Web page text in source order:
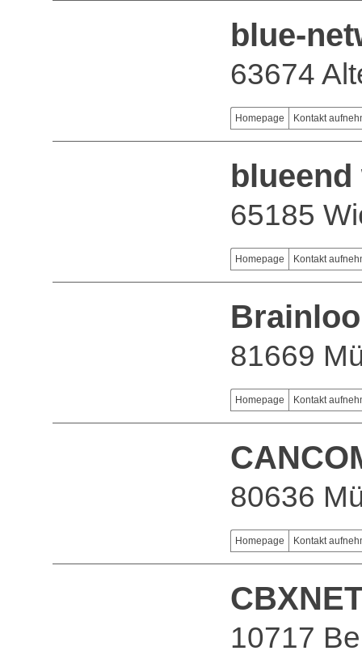
blue-
63674
Homepage Kontakt
65185
Homepage Kontakt
81669
Homepage Kontakt
80636
Homepage Kontakt
10717